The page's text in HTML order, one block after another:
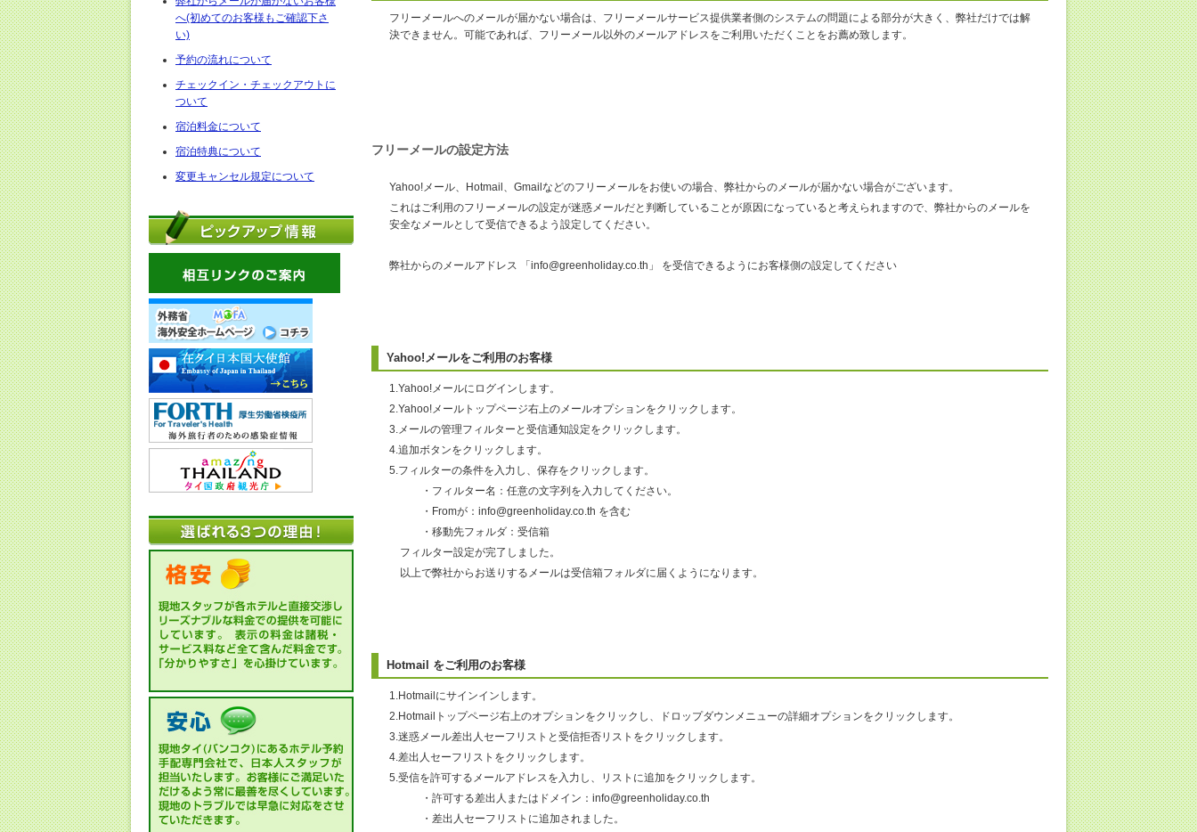
へ(初めてのお客様もご確認下さ
い)
予約の流れについて
チェックイン・チェックアウトに
ついて
宿泊料金について
宿泊特典について
変更キャンセル規定について
フリーメールへのメールが届かない場合は、フリーメールサービス提供業者側のシステムの問題による部分が大きく、弊社だけでは解
決できません。可能であれば、フリーメール以外のメールアドレスをご利用いただくことをお薦め致します。
フリーメールの設定方法
Yahoo!メール、Hotmail、Gmailなどのフリーメールをお使いの場合、弊社からのメールが届かない場合がございます。
これはご利用のフリーメールの設定が迷惑メールだと判断していることが原因になっていると考えられますので、弊社からのメールを
安全なメールとして受信できるよう設定してください。
弊社からのメールアドレス 「info@greenholiday.co.th」 を受信できるようにお客様側の設定してください
Yahoo!メールをご利用のお客様
1.Yahoo!メールにログインします。
2.Yahoo!メールトップページ右上のメールオプションをクリックします。
3.メールの管理フィルターと受信通知設定をクリックします。
4.追加ボタンをクリックします。
5.フィルターの条件を入力し、保存をクリックします。
・フィルター名：任意の文字列を入力してください。
・Fromが：info@greenholiday.co.th を含む
・移動先フォルダ：受信箱
フィルター設定が完了しました。
以上で弊社からお送りするメールは受信箱フォルダに届くようになります。
Hotmail をご利用のお客様
1.Hotmailにサインインします。
2.Hotmailトップページ右上のオプションをクリックし、ドロップダウンメニューの詳細オプションをクリックします。
3.迷惑メール差出人セーフリストと受信拒否リストをクリックします。
4.差出人セーフリストをクリックします。
5.受信を許可するメールアドレスを入力し、リストに追加をクリックします。
・許可する差出人またはドメイン：info@greenholiday.co.th
・差出人セーフリストに追加されました。